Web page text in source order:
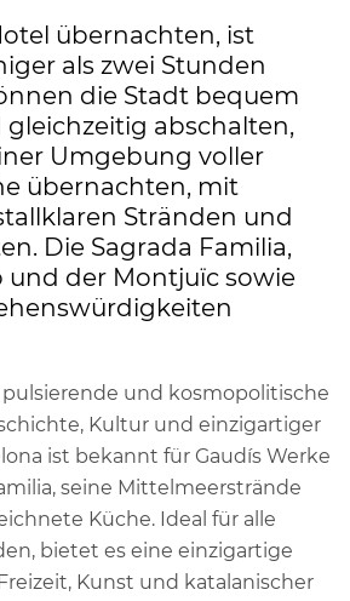
übernachten, ist
als zwei Stunden
die Stadt bequem
abschalten,
Umgebung voller
übernachten, mit
Stränden und
Die Sagrada Familia,
und der Montjuïc sowie
pulsierende und kosmopolitische
Kultur und einzigartiger
ist bekannt für Gaudís Werke
seine Mittelmeerstrände
Küche. Ideal für alle
bietet es eine einzigartige
Kunst und katalanischer